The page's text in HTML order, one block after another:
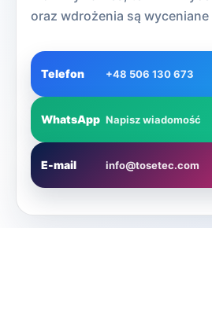
oraz wdrożenia są
Telefon +48 506 130 673
WhatsApp Napisz wiadomość
E-mail info@tosetec.com